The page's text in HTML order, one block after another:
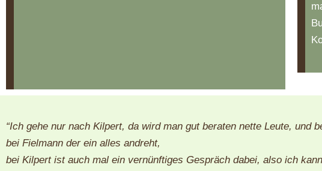
“Ich gehe nur nach Kilpert, da wird man gut beraten nette Leute, und
bei Fielmann der ein alles andreht,
bei Kilpert ist auch mal ein vernünftiges Gespräch dabei, also ich